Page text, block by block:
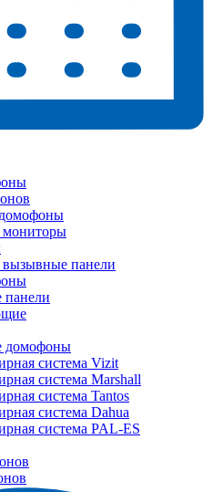
мониторы
панели
панели
домофоны
система Vizit
система Marshall
система Tantos
система Dahua
система PAL-ES